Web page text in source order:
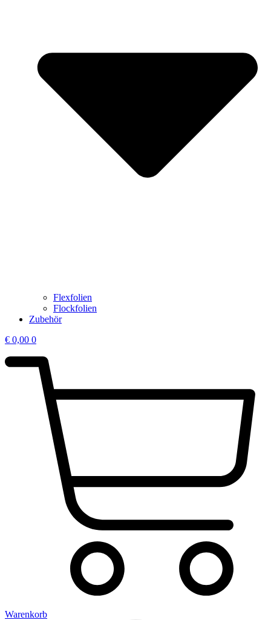
Flexfolien
Flockfolien
Zubehör
€ 0,00 0
Warenkorb